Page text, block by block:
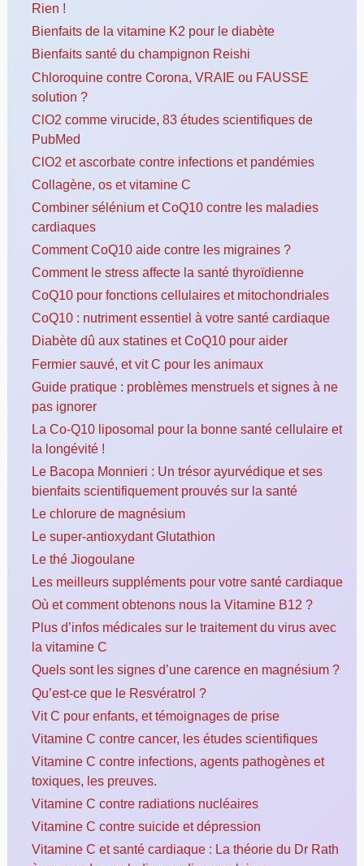
Rien !
Bienfaits de la vitamine K2 pour le diabète
Bienfaits santé du champignon Reishi
Chloroquine contre Corona, VRAIE ou FAUSSE
solution ?
ClO2 comme virucide, 83 études scientifiques de
PubMed
ClO2 et ascorbate contre infections et pandémies
Collagène, os et vitamine C
Combiner sélénium et CoQ10 contre les maladies
cardiaques
Comment CoQ10 aide contre les migraines ?
Comment le stress affecte la santé thyroïdienne
CoQ10 pour fonctions cellulaires et mitochondriales
CoQ10 : nutriment essentiel à votre santé cardiaque
Diabète dû aux statines et CoQ10 pour aider
Fermier sauvé, et vit C pour les animaux
Guide pratique : problèmes menstruels et signes à ne
pas ignorer
La Co-Q10 liposomal pour la bonne santé cellulaire et
la longévité !
Le Bacopa Monnieri : Un trésor ayurvédique et ses
bienfaits scientifiquement prouvés sur la santé
Le chlorure de magnésium
Le super-antioxydant Glutathion
Le thé Jiogoulane
Les meilleurs suppléments pour votre santé cardiaque
Où et comment obtenons nous la Vitamine B12 ?
Plus d’infos médicales sur le traitement du virus avec
la vitamine C
Quels sont les signes d’une carence en magnésium ?
Qu’est-ce que le Resvératrol ?
Vit C pour enfants, et témoignages de prise
Vitamine C contre cancer, les études scientifiques
Vitamine C contre infections, agents pathogènes et
toxiques, les preuves.
Vitamine C contre radiations nucléaires
Vitamine C contre suicide et dépression
Vitamine C et santé cardiaque : La théorie du Dr Rath